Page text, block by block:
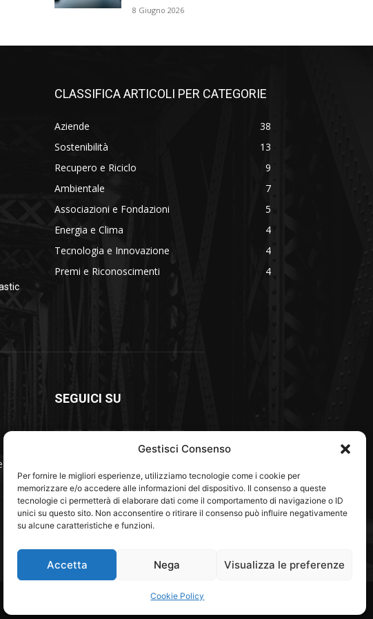
Gestisci Consenso
Per fornire le migliori esperienze, utilizziamo tecnologie come i cookie per
memorizzare e/o accedere alle informazioni del dispositivo. Il consenso a queste
tecnologie ci permetterà di elaborare dati come il comportamento di navigazione o ID
unici su questo sito. Non acconsentire o ritirare il consenso può influire negativamente
su alcune caratteristiche e funzioni.
Accetta Nega Visualizza le preferenze
Cookie Policy
8 Giugno 2026
CLASSIFICA ARTICOLI PER CATEGORIE
Aziende
38
Sostenibilità
13
Recupero e Riciclo
9
Ambientale
7
Associazioni e Fondazioni
5
Energia e Clima
4
Tecnologia e Innovazione
4
Premi e Riconoscimenti
4
SEGUICI SU
Associazioni e Fondazioni